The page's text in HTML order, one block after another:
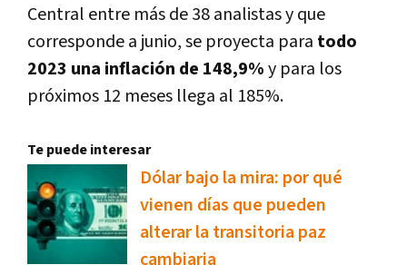
Central entre más de 38 analistas y que
corresponde a junio, se proyecta para todo
2023 una inflación de 148,9%y para los
próximos 12 meses llega al 185%.
Te puede interesar
Dólar bajo la mira: por qué
vienen días que pueden
alterar la transitoria paz
cambiaria